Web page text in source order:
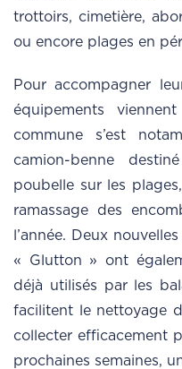
trottoirs, cimetière,
ou encore plages en
Pour accompagner
équipements
commune s’est
camion-benne
poubelle sur les
ramassage des
l’année. Deux
« Glutton » ont
déjà utilisés par les
facilitent le nettoyage
collecter efficacement
prochaines semaines,